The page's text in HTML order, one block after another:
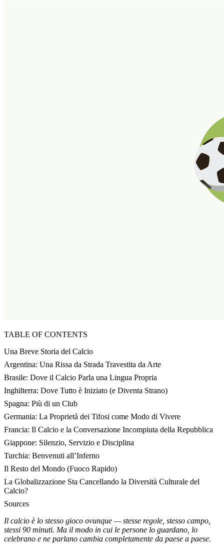
TABLE OF CONTENTS
Una Breve Storia del Calcio
Argentina: Una Rissa da Strada Travestita da Arte
Brasile: Dove il Calcio Parla una Lingua Propria
Inghilterra: Dove Tutto è Iniziato (e Diventa Strano)
Spagna: Più di un Club
Germania: La Proprietà dei Tifosi come Modo di Vivere
Francia: Il Calcio e la Conversazione Incompiuta della Repubblica
Giappone: Silenzio, Servizio e Disciplina
Turchia: Benvenuti all’Inferno
Il Resto del Mondo (Fuoco Rapido)
La Globalizzazione Sta Cancellando la Diversità Culturale del
Calcio?
Sources
Il calcio è lo stesso gioco ovunque — stesse regole, stesso campo,
stessi 90 minuti. Ma il modo in cui le persone lo guardano, lo
celebrano e ne parlano cambia completamente da paese a paese.